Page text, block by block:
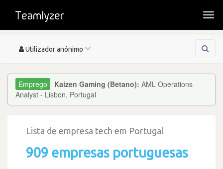
Toggle
Utilizador anónimo
Kaizen Gaming (Betano): AML Operations
Analyst - Lisbon, Portugal
Lista de empresa tech em Portugal
909 empresas portuguesas